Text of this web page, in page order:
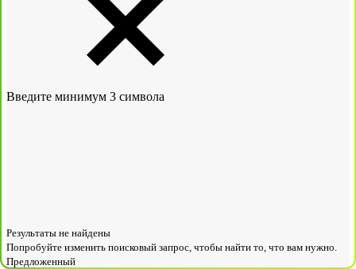
Введите минимум 3 символа
Результаты не найдены
Попробуйте изменить поисковый запрос, чтобы найти то, что вам нужно.
Предложенный